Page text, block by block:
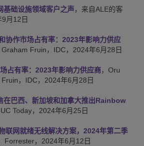
基础设施领域客户之声，来自ALE的客
月12日
协作市场占有率：2023年影响力供应
Fruin，IDC，2024年6月28日
占有率：2023年影响力供应商，Oru
，IDC，2024年6月28日
在巴西、新加坡和加拿大推出Rainbow
Today，2024年6月25日
网就绪无线解决方案，2024年第二季
Forrester，2024年6月12日